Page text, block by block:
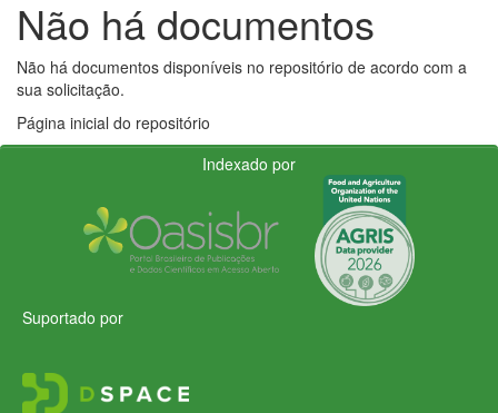
Não há documentos
Não há documentos disponíveis no repositório de acordo com a
sua solicitação.
Página inicial do repositório
Indexado por
Suportado por